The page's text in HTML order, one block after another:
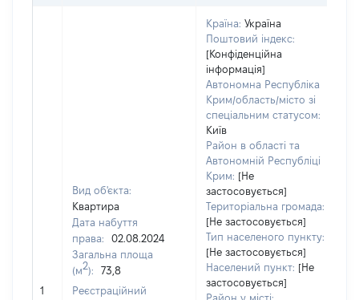
1
Вид об'єкта:
Квартира
Дата набуття
права:
02.08.2024
Загальна площа
(м2):
73,8
Реєстраційний
Країна: Україна
Поштовий індекс:
[Конфіденційна
інформація]
Автономна Республіка
Крим/область/місто зі
спеціальним статусом:
Київ
Район в області та
Автономній Республіці
Крим: [Не
застосовується]
Територіальна громада:
[Не застосовується]
Тип населеного пункту:
[Не застосовується]
Населений пункт: [Не
застосовується]
Район у місті: